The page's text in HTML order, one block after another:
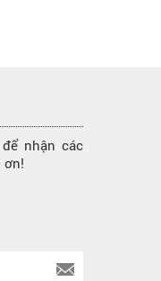
nhận các
ơn!